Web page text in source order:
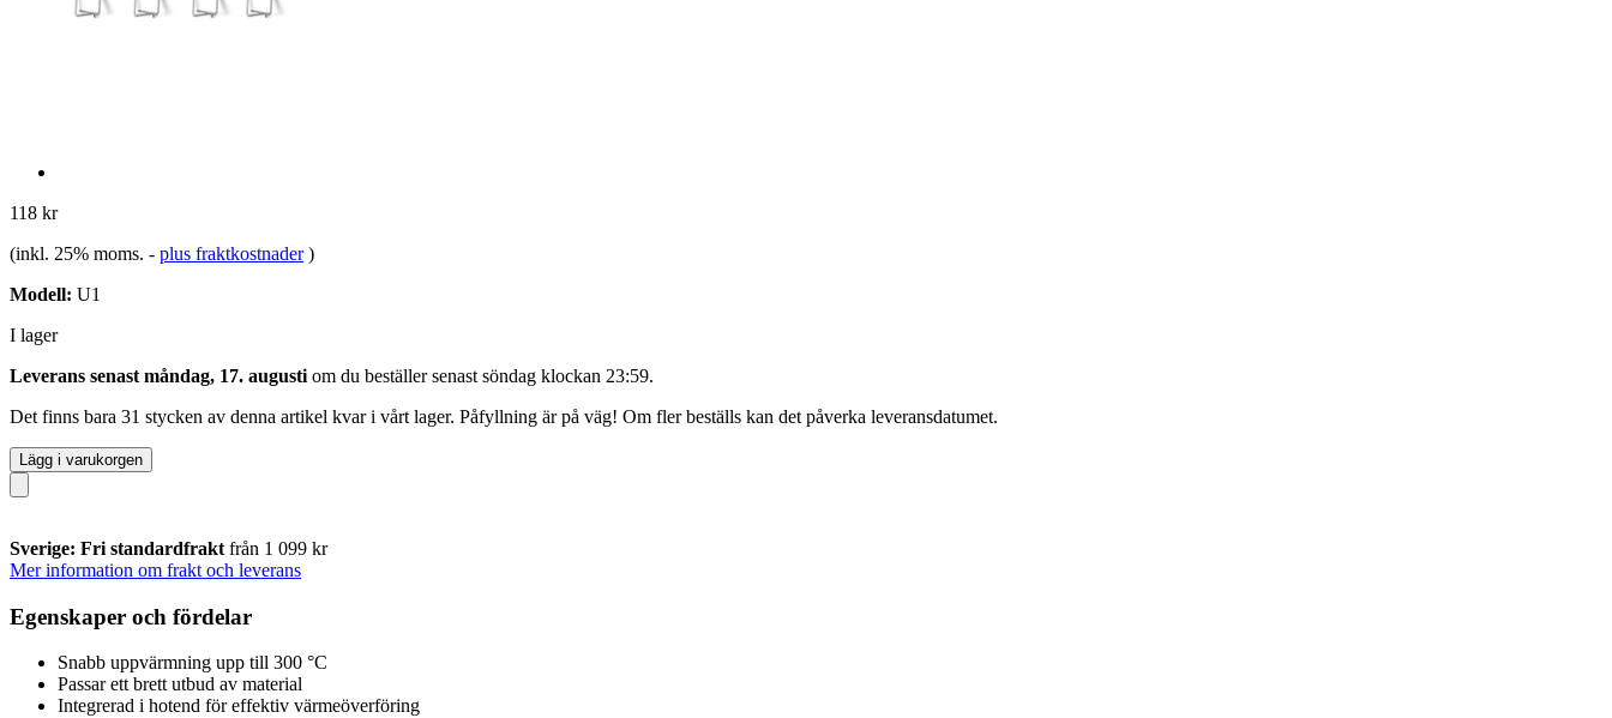
118 kr
(inkl. 25% moms. - plus fraktkostnader )
Modell: U1
I lager
Leverans senast måndag, 17. augusti om du beställer senast söndag klockan 23:59.
Det finns bara 31 stycken av denna artikel kvar i vårt lager. Påfyllning är på väg! Om fler beställs kan det påverka leveransdatumet.
Lägg i varukorgen
Sverige: Fri standardfrakt från 1 099 kr
Mer information om frakt och leverans
Egenskaper och fördelar
Snabb uppvärmning upp till 300 °C
Passar ett brett utbud av material
Integrerad i hotend för effektiv värmeöverföring